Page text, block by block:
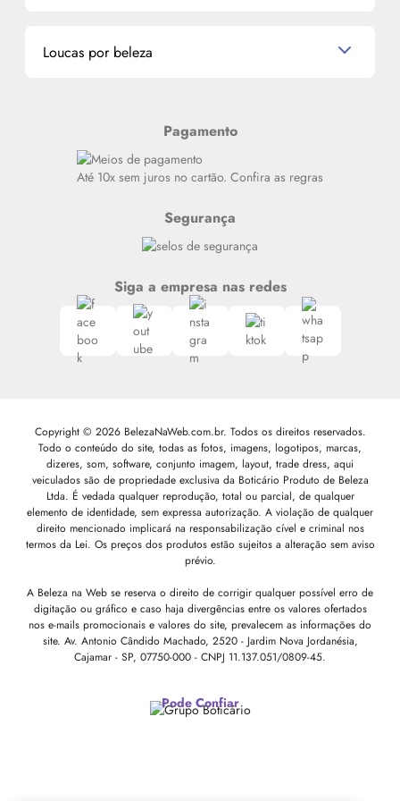
Miniaturas de Produtos de Cabelo
Meus endereços
Loucas por beleza
Siga nosso canal no Whatsapp
Pagamento
Até 10x sem juros no cartão. Confira as regras
Segurança
Siga a empresa nas redes
Copyright © 2026 BelezaNaWeb.com.br. Todos os direitos reservados.
Todo o conteúdo do site, todas as fotos, imagens, logotipos, marcas,
dizeres, som, software, conjunto imagem, layout, trade dress, aqui
veiculados são de propriedade exclusiva da Boticário Produto de Beleza
Ltda. É vedada qualquer reprodução, total ou parcial, de qualquer
elemento de identidade, sem expressa autorização. A violação de qualquer
direito mencionado implicará na responsabilização cível e criminal nos
termos da Lei. Os preços dos produtos estão sujeitos a alteração sem aviso
prévio.
A Beleza na Web se reserva o direito de corrigir qualquer possível erro de
digitação ou gráfico e caso haja divergências entre os valores ofertados
nos e-mails promocionais e valores do site, prevalecem as informações do
site. Av. Antonio Cândido Machado, 2520 - Jardim Nova Jordanésia,
Cajamar - SP, 07750-000 - CNPJ 11.137.051/0809-45.
Pode Confiar